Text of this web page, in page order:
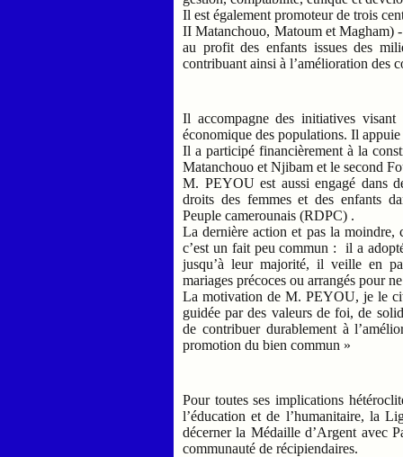
Il est également promoteur de trois
II Matanchouo, Matoum et Magham)
au profit des enfants issues des
contribuant ainsi à l’amélioration des
Il accompagne des initiatives
économique des populations. Il
Il a participé financièrement à la
Matanchouo et Njibam et le second
M. PEYOU est aussi engagé dans
droits des femmes et des enfants
Peuple camerounais (RDPC) .
La dernière action et pas la moindre,
c’est un fait peu commun : il a
jusqu’à leur majorité, il veille en
mariages précoces ou arrangés pour
La motivation de M. PEYOU, je le
guidée par des valeurs de foi, de
de contribuer durablement à
promotion du bien commun »
Pour toutes ses implications
l’éducation et de l’humanitaire, la
décerner la Médaille d’Argent avec
communauté de récipiendaires.